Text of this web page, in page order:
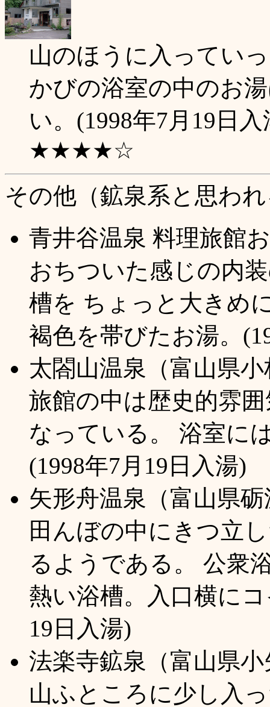
山のほうに入ってい
かびの浴室の中のお
い。(1998年7月19日入
★★★★☆
その他（鉱泉系と思わ
青井谷温泉 料理旅館
おちついた感じの内
槽を ちょっと大きめ
褐色を帯びたお湯。
太閤山温泉（富山県
旅館の中は歴史的雰
なっている。 浴室に
(1998年7月19日入湯)
矢形舟温泉（富山県
田んぼの中にきつ立
るようである。 公衆
熱い浴槽。入口横に
19日入湯)
法楽寺鉱泉（富山県
山ふところに少し入